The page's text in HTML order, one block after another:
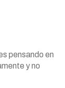
pensando en
y no